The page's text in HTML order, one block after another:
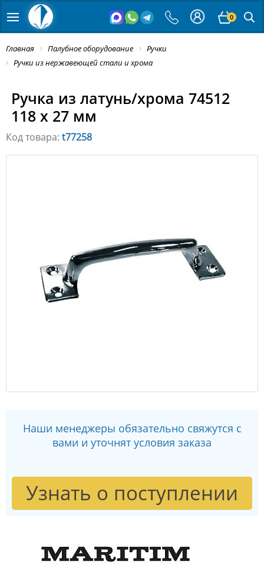
0
Главная Палубное оборудование
Ручки
Ручки из нержавеющей стали и хрома
Ручка из латунь/хрома 74512
118 x 27 мм
Код товара: t77258
Наши менеджеры обязательно свяжутся с
вами и уточнят условия заказа
Узнать о поступлении